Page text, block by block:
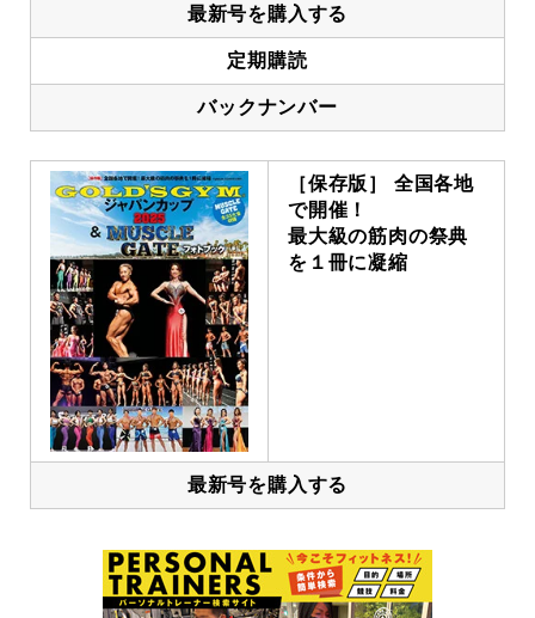
最新号を購入する
定期購読
バックナンバー
［保存版］ 全国各地
で開催！
最大級の筋肉の祭典
を１冊に凝縮
最新号を購入する